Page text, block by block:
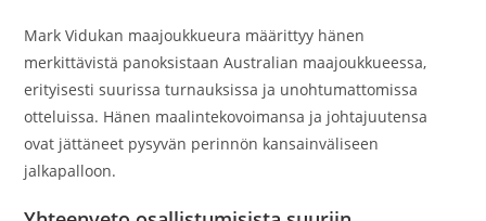
Mark Vidukan maajoukkueura määrittyy hänen
merkittävistä panoksistaan Australian maajoukkueessa,
erityisesti suurissa turnauksissa ja unohtumattomissa
otteluissa. Hänen maalintekovoimansa ja johtajuutensa
ovat jättäneet pysyvän perinnön kansainväliseen
jalkapalloon.